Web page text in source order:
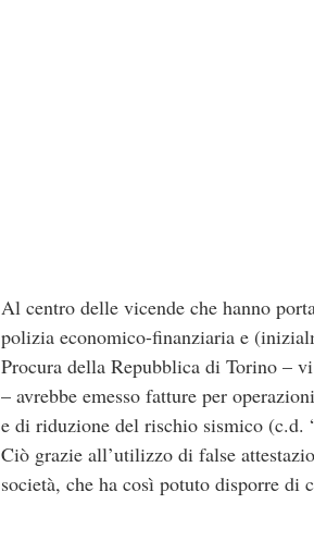
Al centro delle vicende che hanno
polizia economico-finanziaria e
Procura della Repubblica di Torino –
– avrebbe emesso fatture per
e di riduzione del rischio sismico (c.d.
Ciò grazie all’utilizzo di false
società, che ha così potuto disporre